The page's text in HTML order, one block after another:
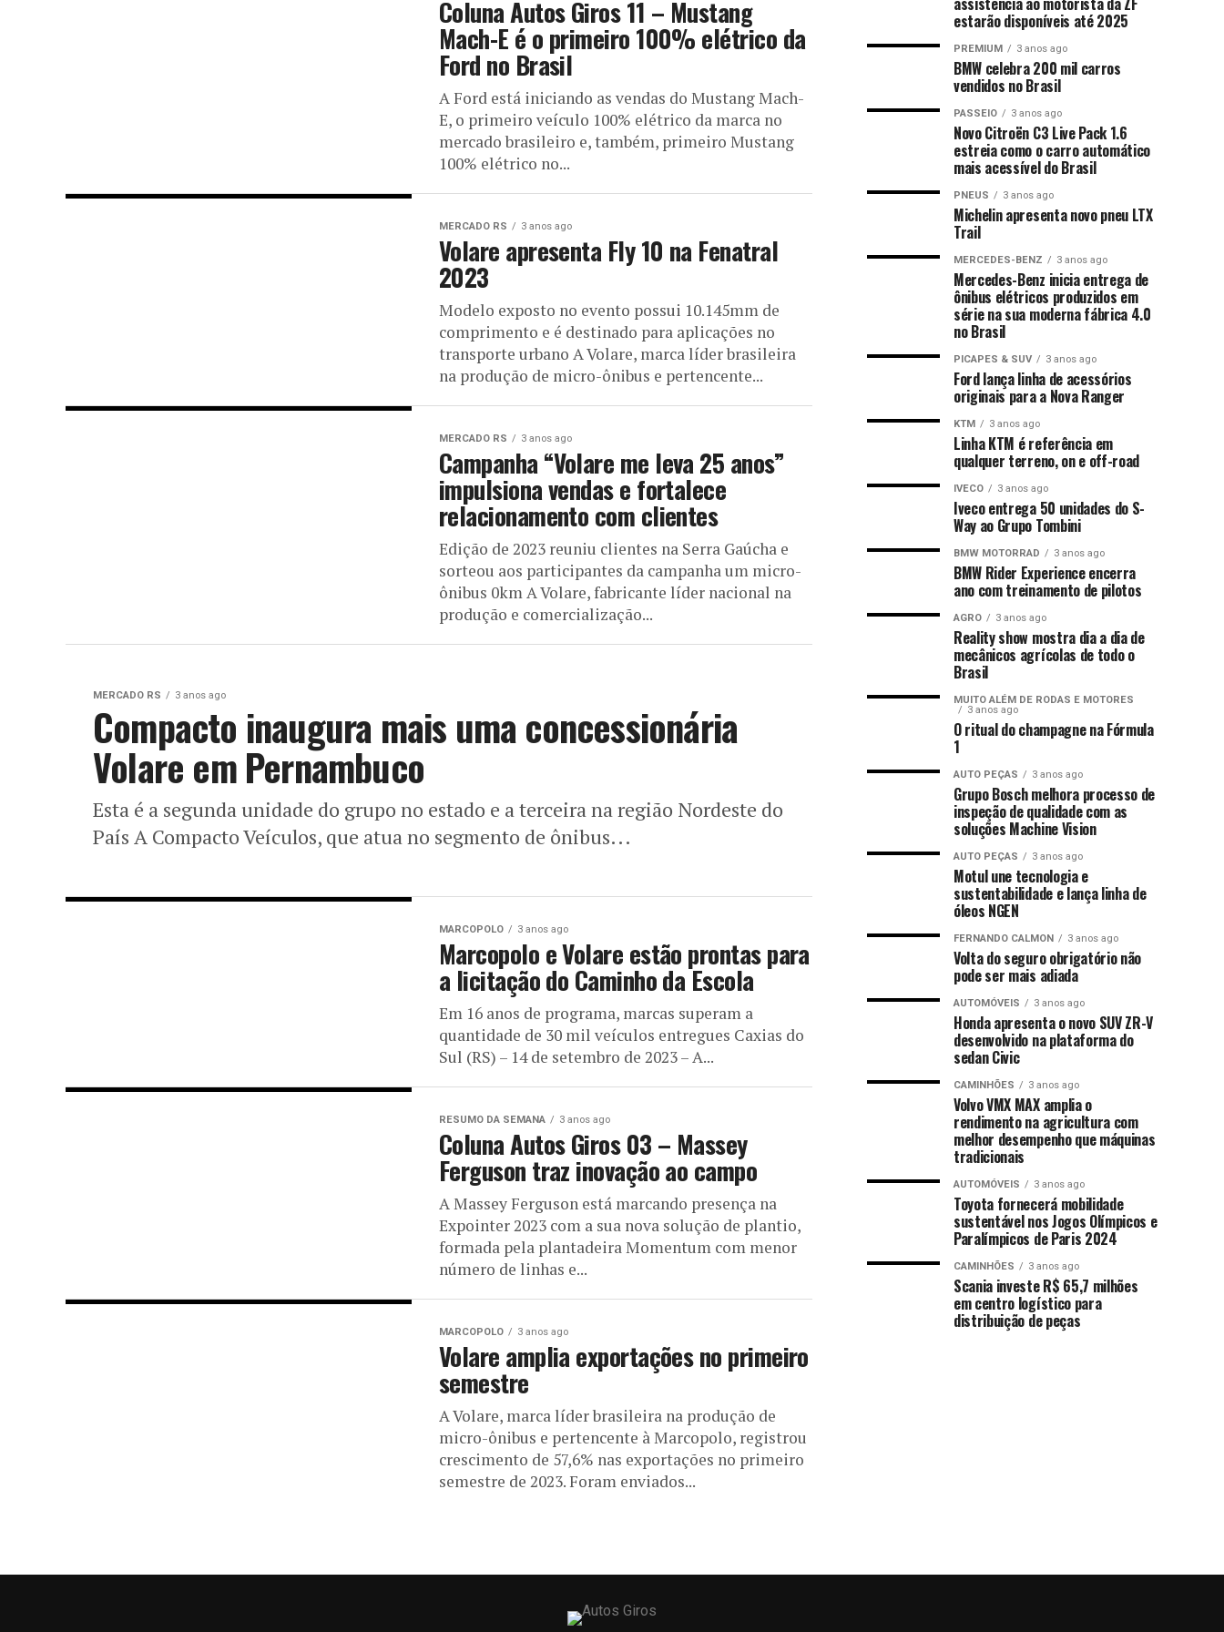
Coluna Autos Giros 11 – Mustang
Mach-E é o primeiro 100% elétrico da
Ford no Brasil
A Ford está iniciando as vendas do Mustang Mach-
E, o primeiro veículo 100% elétrico da marca no
mercado brasileiro e, também, primeiro Mustang
100% elétrico no...
MERCADO RS 3 anos ago
Volare apresenta Fly 10 na Fenatral
2023
Modelo exposto no evento possui 10.145mm de
comprimento e é destinado para aplicações no
transporte urbano A Volare, marca líder brasileira
na produção de micro-ônibus e pertencente...
MERCADO RS 3 anos ago
Campanha “Volare me leva 25 anos”
impulsiona vendas e fortalece
relacionamento com clientes
Edição de 2023 reuniu clientes na Serra Gaúcha e
sorteou aos participantes da campanha um micro-
ônibus 0km A Volare, fabricante líder nacional na
produção e comercialização...
MERCADO RS 3 anos ago
Compacto inaugura mais uma concessionária
Volare em Pernambuco
Esta é a segunda unidade do grupo no estado e a terceira na região Nordeste do
País A Compacto Veículos, que atua no segmento de ônibus...
MARCOPOLO 3 anos ago
Marcopolo e Volare estão prontas para
a licitação do Caminho da Escola
Em 16 anos de programa, marcas superam a
quantidade de 30 mil veículos entregues Caxias do
Sul (RS) – 14 de setembro de 2023 – A...
RESUMO DA SEMANA 3 anos ago
Coluna Autos Giros 03 – Massey
Ferguson traz inovação ao campo
A Massey Ferguson está marcando presença na
Expointer 2023 com a sua nova solução de plantio,
formada pela plantadeira Momentum com menor
número de linhas e...
MARCOPOLO 3 anos ago
Volare amplia exportações no primeiro
semestre
A Volare, marca líder brasileira na produção de
micro-ônibus e pertencente à Marcopolo, registrou
crescimento de 57,6% nas exportações no primeiro
semestre de 2023. Foram enviados...
estarão disponíveis até 2025
PREMIUM 3 anos ago
BMW celebra 200 mil carros
vendidos no Brasil
PASSEIO 3 anos ago
Novo Citroën C3 Live Pack 1.6
estreia como o carro automático
mais acessível do Brasil
PNEUS 3 anos ago
Michelin apresenta novo pneu LTX
Trail
MERCEDES-BENZ 3 anos ago
Mercedes-Benz inicia entrega de
ônibus elétricos produzidos em
série na sua moderna fábrica 4.0
no Brasil
PICAPES & SUV 3 anos ago
Ford lança linha de acessórios
originais para a Nova Ranger
KTM 3 anos ago
Linha KTM é referência em
qualquer terreno, on e off-road
IVECO 3 anos ago
Iveco entrega 50 unidades do S-
Way ao Grupo Tombini
BMW MOTORRAD 3 anos ago
BMW Rider Experience encerra
ano com treinamento de pilotos
AGRO 3 anos ago
Reality show mostra dia a dia de
mecânicos agrícolas de todo o
Brasil
MUITO ALÉM DE RODAS E MOTORES
3 anos ago
O ritual do champagne na Fórmula
1
AUTO PEÇAS 3 anos ago
Grupo Bosch melhora processo de
inspeção de qualidade com as
soluções Machine Vision
AUTO PEÇAS 3 anos ago
Motul une tecnologia e
sustentabilidade e lança linha de
óleos NGEN
FERNANDO CALMON 3 anos ago
Volta do seguro obrigatório não
pode ser mais adiada
AUTOMÓVEIS 3 anos ago
Honda apresenta o novo SUV ZR-V
desenvolvido na plataforma do
sedan Civic
CAMINHÕES 3 anos ago
Volvo VMX MAX amplia o
rendimento na agricultura com
melhor desempenho que máquinas
tradicionais
AUTOMÓVEIS 3 anos ago
Toyota fornecerá mobilidade
sustentável nos Jogos Olímpicos e
Paralímpicos de Paris 2024
CAMINHÕES 3 anos ago
Scania investe R$ 65,7 milhões
em centro logístico para
distribuição de peças